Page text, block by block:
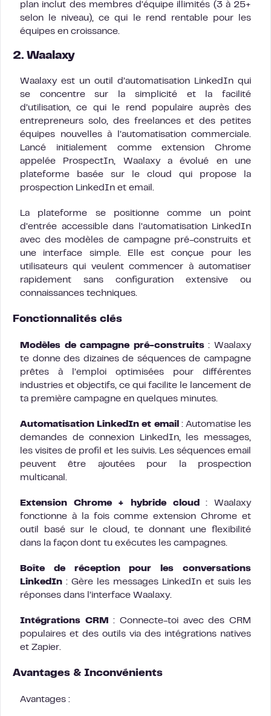
plan inclut des membres d’équipe illimités (3 à 25+
selon le niveau), ce qui le rend rentable pour les
équipes en croissance.
2. Waalaxy
Waalaxy est un outil d’automatisation LinkedIn qui
se concentre sur la simplicité et la facilité
d’utilisation, ce qui le rend populaire auprès des
entrepreneurs solo, des freelances et des petites
équipes nouvelles à l’automatisation commerciale.
Lancé initialement comme extension Chrome
appelée ProspectIn, Waalaxy a évolué en une
plateforme basée sur le cloud qui propose la
prospection LinkedIn et email.
La plateforme se positionne comme un point
d’entrée accessible dans l’automatisation LinkedIn
avec des modèles de campagne pré-construits et
une interface simple. Elle est conçue pour les
utilisateurs qui veulent commencer à automatiser
rapidement sans configuration extensive ou
connaissances techniques.
Fonctionnalités clés
Modèles de campagne pré-construits: Waalaxy
te donne des dizaines de séquences de campagne
prêtes à l’emploi optimisées pour différentes
industries et objectifs, ce qui facilite le lancement de
ta première campagne en quelques minutes.
Automatisation LinkedIn et email : Automatise les
demandes de connexion LinkedIn, les messages,
les visites de profil et les suivis. Les séquences email
peuvent être ajoutées pour la prospection
multicanal.
Extension Chrome + hybride cloud
: Waalaxy
fonctionne à la fois comme extension Chrome et
outil basé sur le cloud, te donnant une flexibilité
dans la façon dont tu exécutes les campagnes.
Boîte de réception pour les conversations
LinkedIn : Gère les messages LinkedIn et suis les
réponses dans l’interface Waalaxy.
Intégrations CRM
: Connecte-toi avec des CRM
populaires et des outils via des intégrations natives
et Zapier.
Avantages & Inconvénients
Avantages :